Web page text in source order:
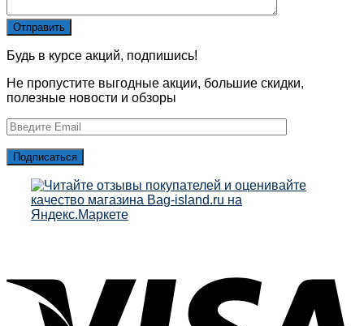
Будь в курсе акций, подпишись!
Не пропустите выгодные акции, большие скидки,
полезные новости и обзоры